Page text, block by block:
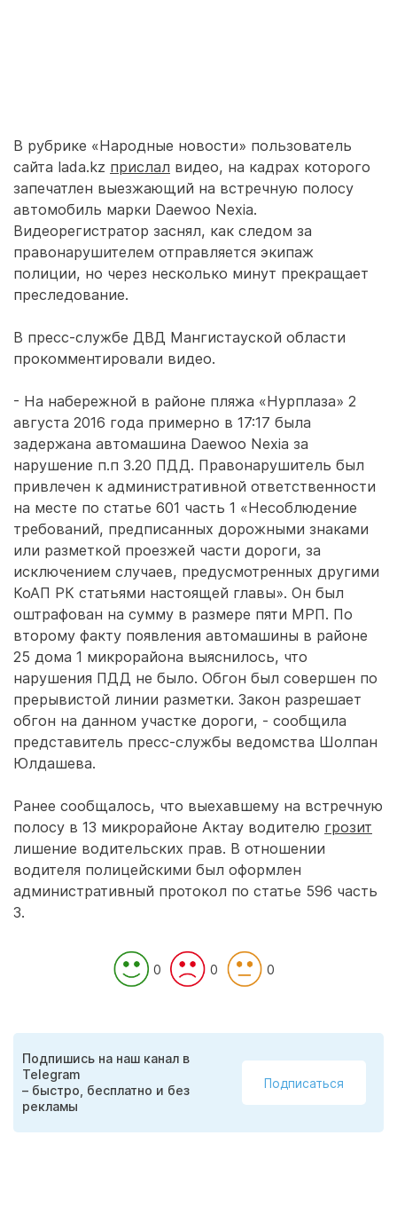
В рубрике «Народные новости» пользователь
сайта lada.kz прислал видео, на кадрах которого
запечатлен выезжающий на встречную полосу
автомобиль марки Daewoo Nexia.
Видеорегистратор заснял, как следом за
правонарушителем отправляется экипаж
полиции, но через несколько минут прекращает
преследование.
В пресс-службе ДВД Мангистауской области
прокомментировали видео.
- На набережной в районе пляжа «Нурплаза» 2
августа 2016 года примерно в 17:17 была
задержана автомашина Daewoo Nexia за
нарушение п.п 3.20 ПДД. Правонарушитель был
привлечен к административной ответственности
на месте по статье 601 часть 1 «Несоблюдение
требований, предписанных дорожными знаками
или разметкой проезжей части дороги, за
исключением случаев, предусмотренных другими
КоАП РК статьями настоящей главы». Он был
оштрафован на сумму в размере пяти МРП. По
второму факту появления автомашины в районе
25 дома 1 микрорайона выяснилось, что
нарушения ПДД не было. Обгон был совершен по
прерывистой линии разметки. Закон разрешает
обгон на данном участке дороги, - сообщила
представитель пресс-службы ведомства Шолпан
Юлдашева.
Ранее сообщалось, что выехавшему на встречную
полосу в 13 микрорайоне Актау водителю грозит
лишение водительских прав. В отношении
водителя полицейскими был оформлен
административный протокол по статье 596 часть
3.
0 0 0
Подпишись на наш канал в
Telegram
– быстро, бесплатно и без
рекламы
Подписаться